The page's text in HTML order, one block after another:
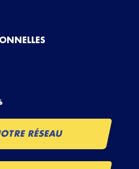
RÉSEAU